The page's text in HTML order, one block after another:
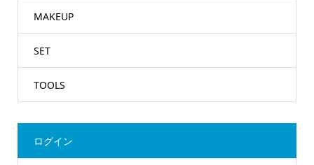
MAKEUP
SET
TOOLS
ログイン